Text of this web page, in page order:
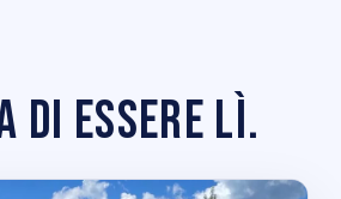
di essere lì.